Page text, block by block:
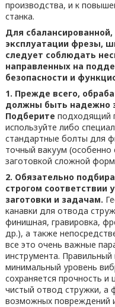
производства, и к
станка.
Для
эксплуатации фрезы,
следует соблюдать
направленных на
безопасности и
1. Прежде всего,
должны быть надежно
Подберите подходящий
используйте либо
стандартные болты для
точный вакуум (особенно
заготовкой сложной
2. Обязательно
строгом соответствии
заготовки и задачам.
канавки для отвода
финишная, гравировка,
др.), а также
все это очень важные
инструмента. Правильный
минимальный уровень
сохраняется прочность
чистый отвод стружки, а
возможных повреждений